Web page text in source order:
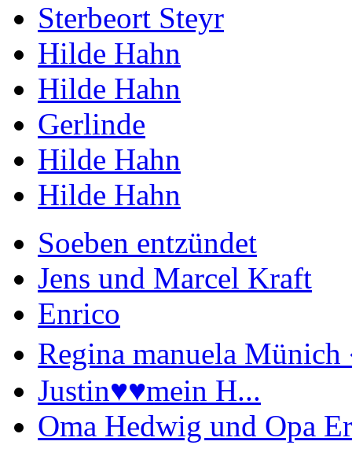
Sterbeort Steyr
Hilde Hahn
Hilde Hahn
Gerlinde
Hilde Hahn
Hilde Hahn
Soeben entzündet
Jens und Marcel Kraft
Enrico
Regina manuela
Justin♥️♥️mein H...
Oma Hedwig und Opa